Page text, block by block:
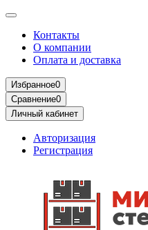
Контакты
О компании
Оплата и доставка
Избранное0
Сравнение0
Личный кабинет
Авторизация
Регистрация